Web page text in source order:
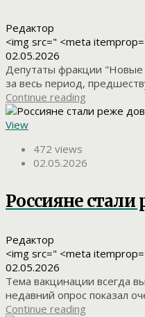
Редактор
<img src=" <meta
02.05.2026
Депутаты фракции "Новые
за весь период,
Continue reading
View
472 views
02.05.2026
Россияне
Редактор
<img src=" <meta
02.05.2026
Тема вакцинации всегда
недавний опрос показал
Continue reading